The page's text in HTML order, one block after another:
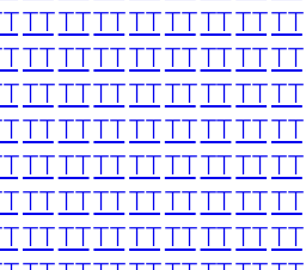
TTTTTTTTTTTTTTTT
TTTTTTTTTTTTTTTT
TTTTTTTTTTTTTTTT
TTTTTTTTTTTTTTTT
TTTTTTTTTTTTTTTT
TTTTTTTTTTTTTTTT
TTTTTTTTTTTTTTTT